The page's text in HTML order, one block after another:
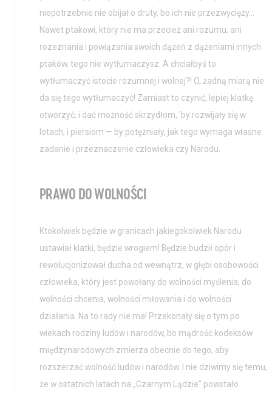
niepotrzebnie nie obijał o druty, bo ich nie przezwycięży…
Nawet ptakowi, który nie ma przecież ani rozumu, ani
rozeznania i powiązania swoich dążeń z dążeniami innych
ptaków, tego nie wytłumaczysz. A chciałbyś to
wytłumaczyć istocie rozumnej i wolnej?! O, żadną miarą nie
da się tego wytłumaczyć! Zamiast to czynić, lepiej klatkę
otworzyć, i dać możność skrzydłom, 'by rozwijały się w
lotach, i piersiom — by potężniały, jak tego wymaga własne
zadanie i przeznaczenie człowieka czy Narodu.
PRAWO DO WOLNOŚCI
Ktokolwiek będzie w granicach jakiegokolwiek Narodu
ustawiał klatki, będzie wrogiem! Będzie budził opór i
rewolucjonizował ducha od wewnątrz, w głębi osobowości
człowieka, który jest powołany do wolności myślenia, do
wolności chcenia, wolności miłowania i do wolności
działania. Na to rady nie ma! Przekonały się o tym po
wiekach rodziny ludów i narodów, bo mądrość kodeksów
międzynarodowych zmierza obecnie do tego, aby
rozszerzać wolność ludów i narodów. I nie dziwimy się temu,
że w ostatnich latach na „Czarnym Lądzie” powstało